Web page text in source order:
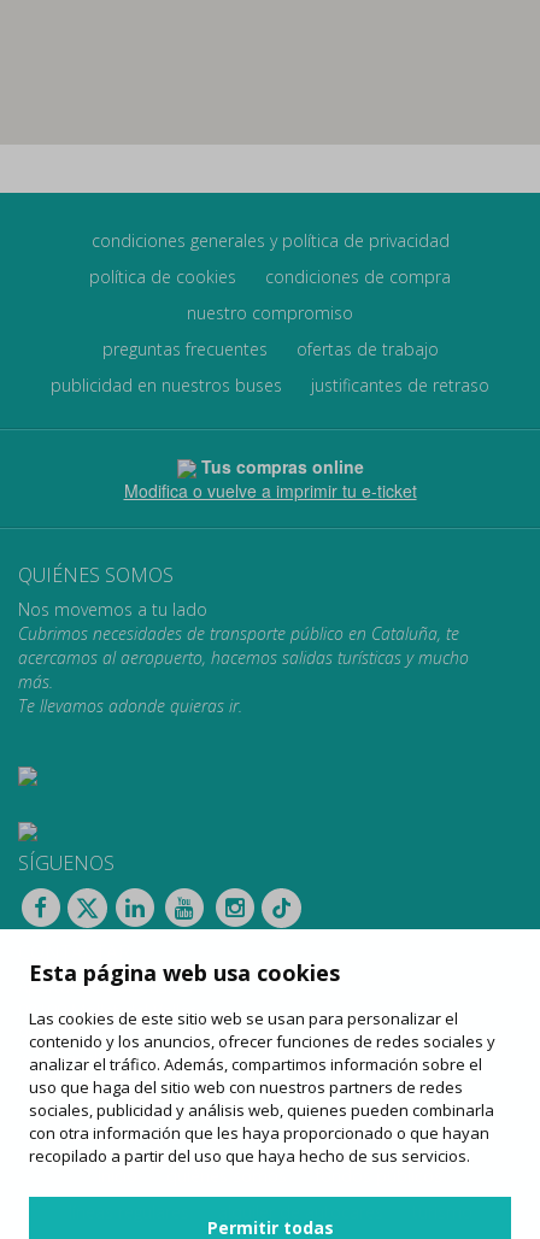
Esta página web usa cookies
Las cookies de este sitio web se usan para personalizar el
contenido y los anuncios, ofrecer funciones de redes sociales y
analizar el tráfico. Además, compartimos información sobre el
uso que haga del sitio web con nuestros partners de redes
sociales, publicidad y análisis web, quienes pueden combinarla
con otra información que les haya proporcionado o que hayan
recopilado a partir del uso que haya hecho de sus servicios.
Permitir todas
condiciones generales y política de privacidad
política de cookies
condiciones de compra
nuestro compromiso
preguntas frecuentes
ofertas de trabajo
publicidad en nuestros buses
justificantes de retraso
Tus compras online
Modifica o vuelve a imprimir tu e-ticket
QUIÉNES SOMOS
Nos movemos a tu lado
Cubrimos necesidades de transporte público en Cataluña, te
acercamos al aeropuerto, hacemos salidas turísticas y mucho
más.
Te llevamos adonde quieras ir.
SÍGUENOS
Apartat de Correus, 31
08100 Mollet del Vallès
900 13 00 14
www.sagales.com
info@sagales.com